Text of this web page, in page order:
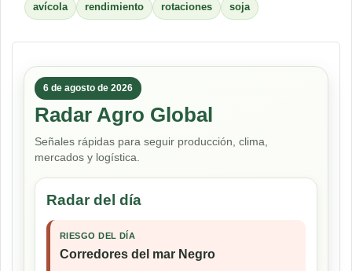
avícola rendimiento rotaciones soja
6 de agosto de 2026
Radar Agro Global
Señales rápidas para seguir producción, clima,
mercados y logística.
Radar del día
RIESGO DEL DÍA
Corredores del mar Negro